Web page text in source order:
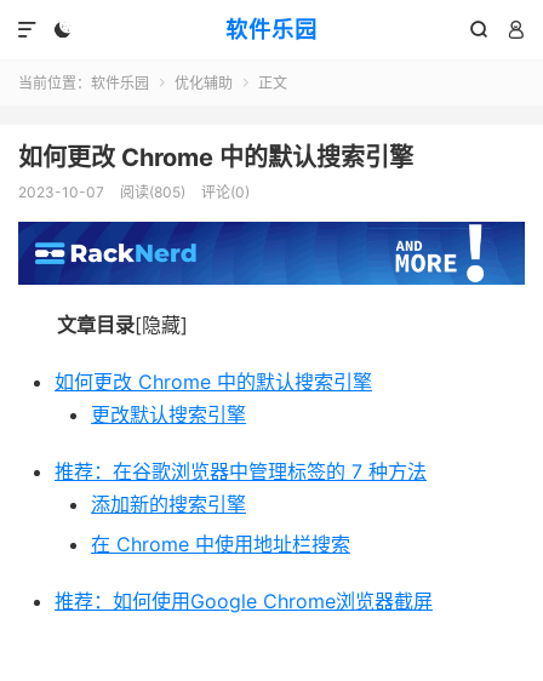
软件乐园 
 

当前位置： 软件乐园  优化辅助  正文
如何更改 Chrome 中的默认搜索引擎
2023-10-07 阅读(805) 评论(0)
文章目录[隐藏]
如何更改 Chrome 中的默认搜索引擎
更改默认搜索引擎
推荐：在谷歌浏览器中管理标签的 7 种方法
添加新的搜索引擎
在 Chrome 中使用地址栏搜索
推荐：如何使用Google Chrome浏览器截屏